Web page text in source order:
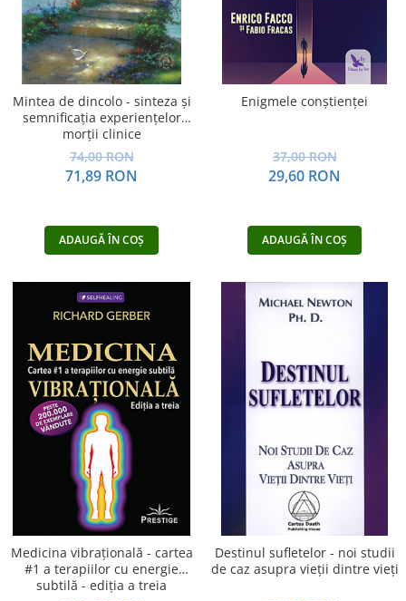
Mintea de dincolo - sinteza şi
semnificaţia experienţelor
morţii clinice
74,00 RON
71,89 RON
ADAUGĂ ÎN COȘ
Enigmele conştienţei
37,00 RON
29,60 RON
ADAUGĂ ÎN COȘ
Medicina vibraţională - cartea
#1 a terapiilor cu energie
subtilă - ediţia a treia
Destinul sufletelor - noi studii
de caz asupra vieţii dintre vieţi